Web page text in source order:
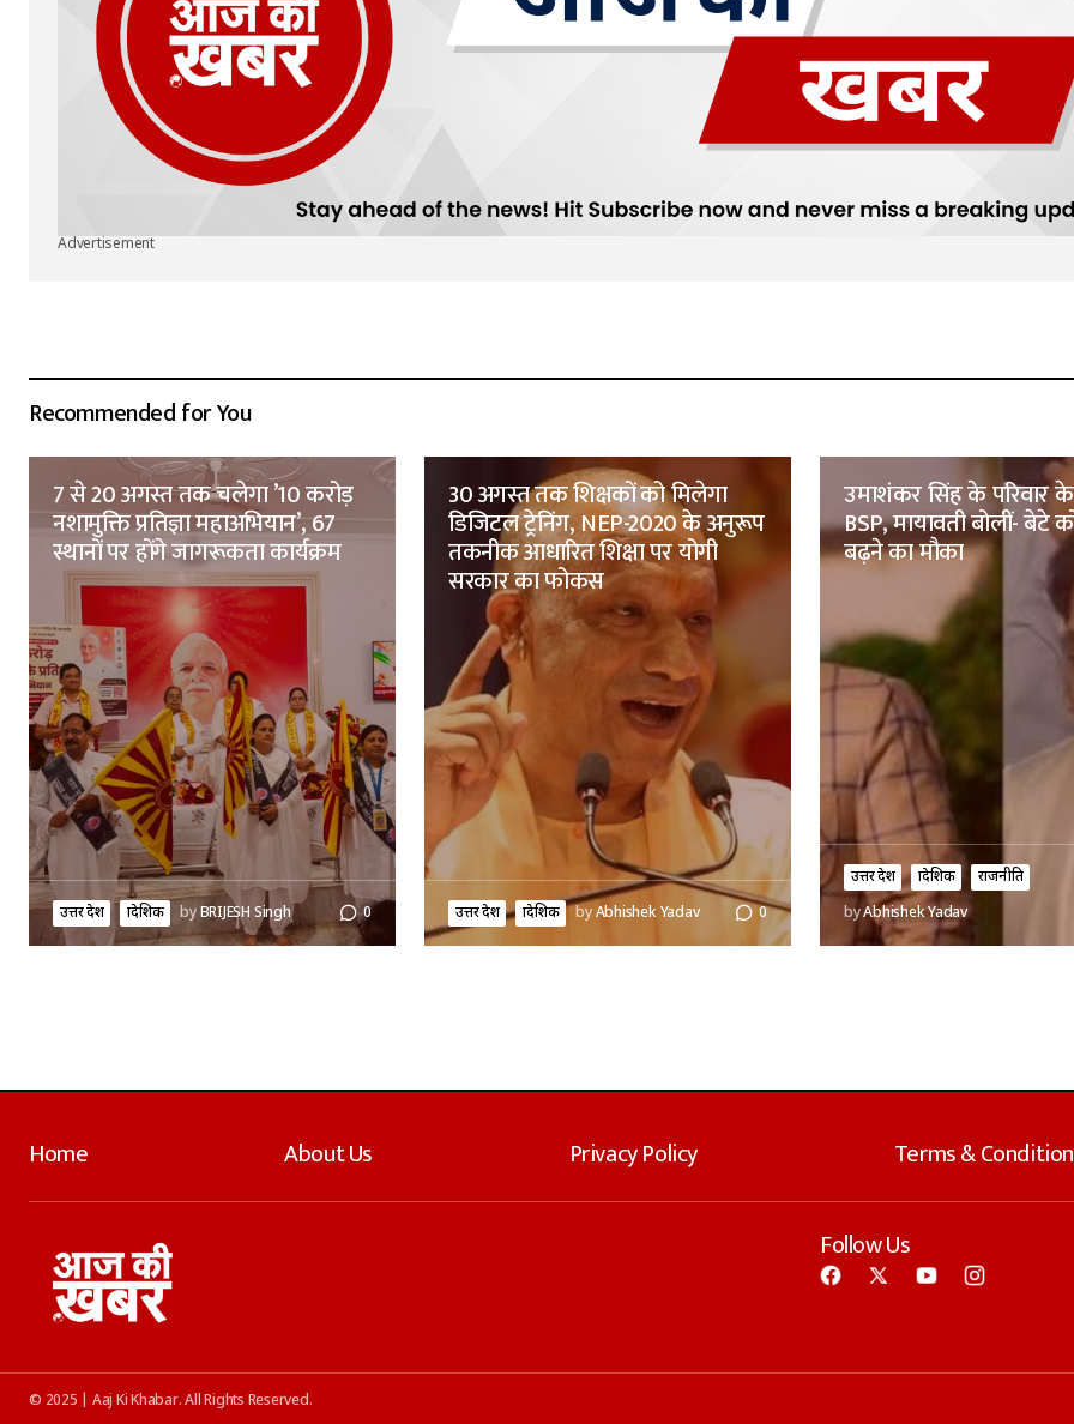
Advertisement
Recommended for You
7 से 20 अगस्त तक चलेगा ’10 करोड़
नशामुक्ति प्रतिज्ञा महाअभियान’, 67
स्थानों पर होंगे जागरूकता कार्यक्रम
उत्तर प्रदेश प्रादेशिक byBRIJESH Singh 0
30 अगस्त तक शिक्षकों को मिलेगा
डिजिटल ट्रेनिंग, NEP-2020 के अनुरूप
तकनीक आधारित शिक्षा पर योगी
सरकार का फोकस
उत्तर प्रदेश प्रादेशिक byAbhishek Yadav 0
उमाशंकर सिंह के परिवार
BSP, मायावती बोलीं-
बढ़ने का मौका
उत्तर प्रदेश प्रादेशिक
राजनीति
byAbhishek Yadav
Home About Us Privacy Policy Terms &
Follow Us
© 2025 | Aaj Ki Khabar. All Rights Reserved.